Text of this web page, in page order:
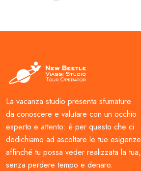
La vacanza studio presenta sfumature
da conoscere e valutare con un occhio
esperto e attento: è per questo che ci
dedichiamo ad ascoltare le tue esigenze
affinché tu possa veder realizzata la tua,
senza perdere tempo e denaro.